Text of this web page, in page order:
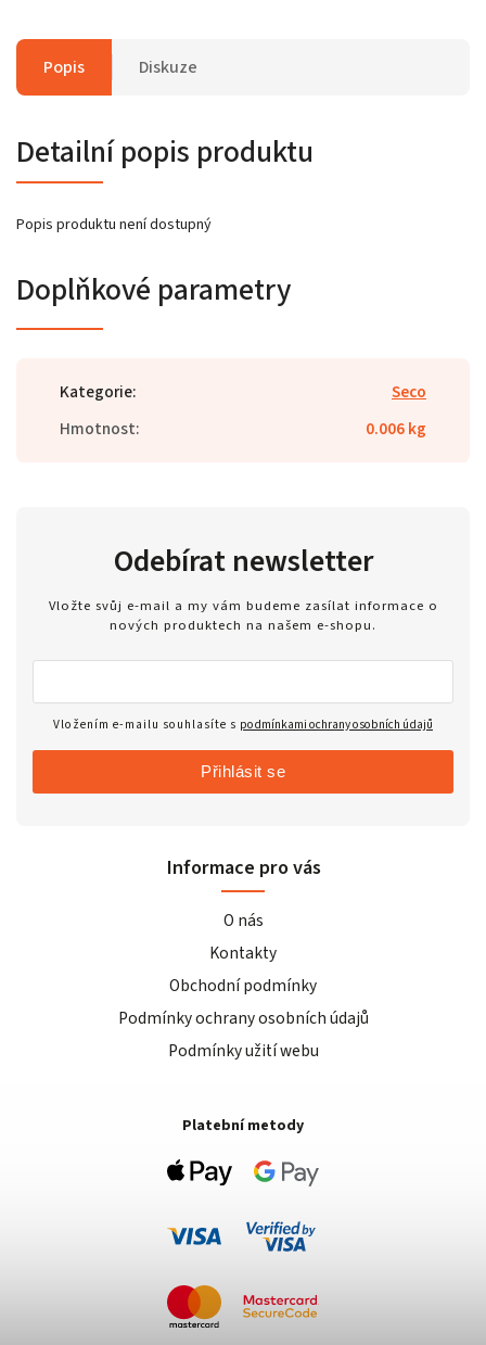
Popis Diskuze
Detailní popis produktu
Popis produktu není dostupný
Doplňkové parametry
Kategorie:
Seco
Hmotnost: 0.006 kg
Odebírat newsletter
Vložte svůj e-mail a my vám budeme zasílat informace o
nových produktech na našem e-shopu.
Vložením e-mailu souhlasíte s podmínkami ochrany osobních údajů
Přihlásit se
Informace pro vás
O nás
Kontakty
Obchodní podmínky
Podmínky ochrany osobních údajů
Podmínky užití webu
Platební metody